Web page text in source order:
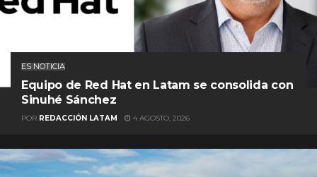
ES NOTICIA
Equipo de Red Hat en Latam se consolida con
Sinuhé Sánchez
POR REDACCIÓN LATAM 4 AGOSTO, 2026